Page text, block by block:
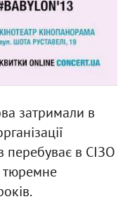
затримали в
перебуває в СІЗО
тюремне